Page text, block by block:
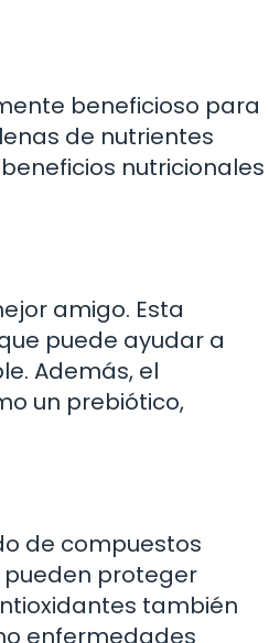
beneficioso para
de nutrientes
nutricionales
amigo. Esta
puede ayudar a
Además, el
un prebiótico,
de compuestos
pueden proteger
también
enfermedades